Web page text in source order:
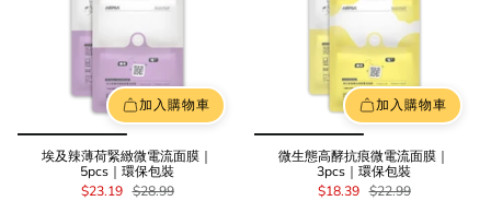
加入購物車
埃及辣薄荷緊緻微電流面膜｜
5pcs｜環保包裝
$23.19 $28.99
加入購物車
微生態高酵抗痕微電流面膜｜
3pcs｜環保包裝
$18.39 $22.99